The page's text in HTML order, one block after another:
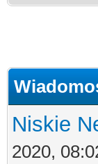
Niskie
2020,